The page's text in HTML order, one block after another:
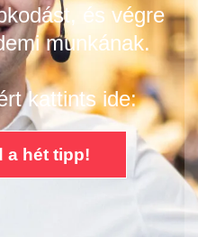
és végre
munkának.
kattints ide:
a hét tipp!